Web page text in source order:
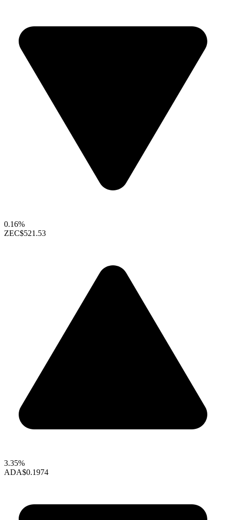
0.16%
ZEC$521.53
3.35%
ADA$0.1974